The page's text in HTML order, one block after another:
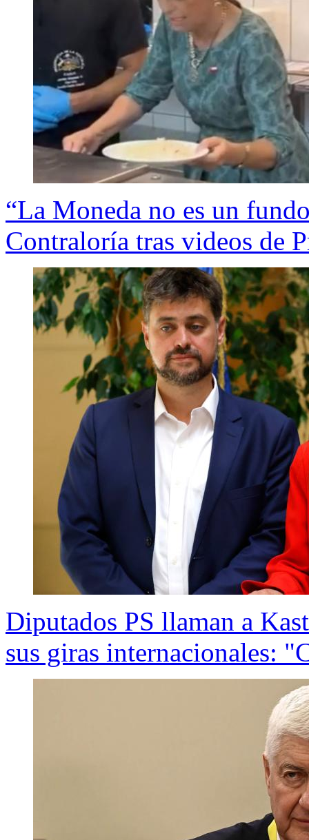
“La Moneda no es un
Contraloría tras videos de
Diputados PS llaman a
sus giras internacionales: